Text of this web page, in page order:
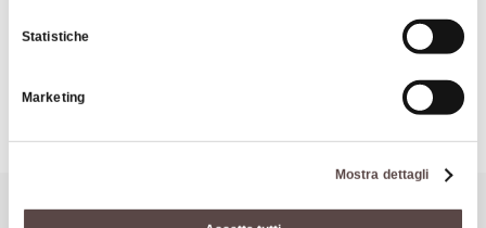
Statistiche
Marketing
Mostra dettagli
40038 Vergato
COME ARRIVARE
Potrebbe interessarti anche